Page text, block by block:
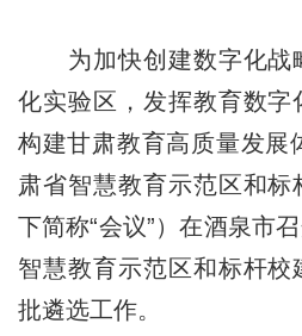
为加快创建数字化战
化实验区，发挥教育数字
构建甘肃教育高质量发展
肃省智慧教育示范区和标
下简称“会议”）在酒泉市
智慧教育示范区和标杆校
批遴选工作。